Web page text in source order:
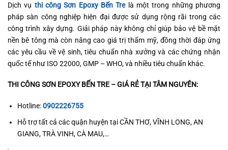
Dịch vụ thi công Sơn Epoxy Bến Trelà một trong những phương
pháp sàn công nghiệp hiện đại được sử dụng rộng rãi trong các
công trình xây dựng. Giải pháp này không chỉ giúp bảo vệ bề mặt
nền bê tông mà còn nâng cao giá trị thẩm mỹ, đồng thời đáp ứng
các yêu cầu về vệ sinh, tiêu chuẩn nhà xưởng và các chứng nhận
quốc tế như ISO 22000, GMP – WHO, và nhiều tiêu chuẩn khác.
THI CÔNG SƠN EPOXY BẾN TRE – GIÁ RẺ TẠI TÂM NGUYÊN:
Hotline:0902226755
Hỗ trợ tất cả các quận huyện tại CẦN THƠ, VĨNH LONG, AN
GIANG, TRÀ VINH, CÀ MAU,…